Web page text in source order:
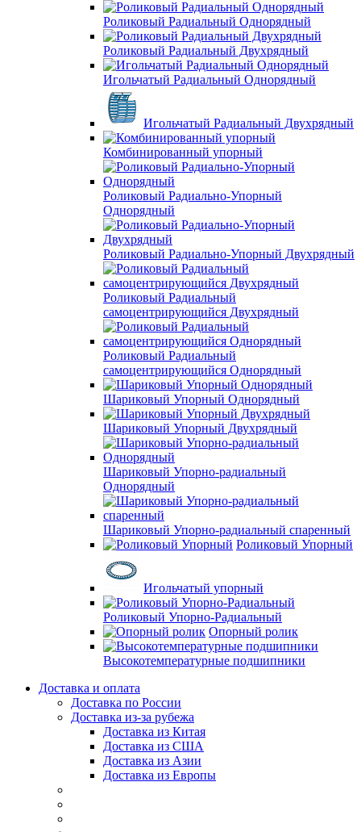
Роликовый Радиальный Однорядный
Роликовый Радиальный Двухрядный
Игольчатый Радиальный Однорядный
Игольчатый Радиальный Двухрядный
Комбинированный упорный
Роликовый Радиально-Упорный
Однорядный
Роликовый Радиально-Упорный Двухрядный
Роликовый Радиальный
самоцентрирующийся Двухрядный
Роликовый Радиальный
самоцентрирующийся Однорядный
Шариковый Упорный Однорядный
Шариковый Упорный Двухрядный
Шариковый Упорно-радиальный
Однорядный
Шариковый Упорно-радиальный спаренный
Роликовый Упорный
Игольчатый упорный
Роликовый Упорно-Радиальный
Опорный ролик
Высокотемпературные подшипники
Доставка и оплата
Доставка по России
Доставка из-за рубежа
Доставка из Китая
Доставка из США
Доставка из Азии
Доставка из Европы